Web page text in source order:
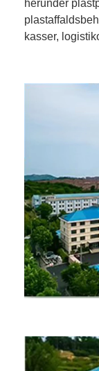
herunder
kasser,